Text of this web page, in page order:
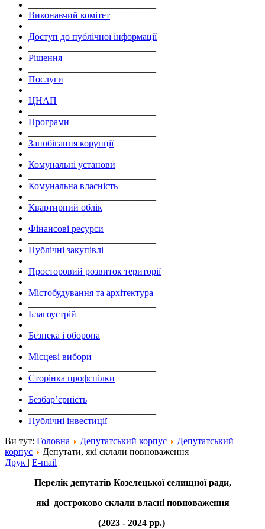
Виконавчий комітет
Доступ до публічної інформації
Рішення
Послуги
ЦНАП
Програми
Запобігання корупції
Комунальні установи
Комунальна власність
Квартирний облік
Фінансові ресурси
Публічні закупівлі
Просторовий розвиток території
Містобудування та архітектура
Благоустрій
Безпека і оборона
Місцеві вибори
Сторінка профспілки
Безбар’єрність
Публічні інвестиції
Ви тут: Головна Депутатський корпус
Депутатський
корпус
Депутати, які склали повноваження
Друк | E-mail
Перелік депутатів Козелецької селищної ради,
які достроково склали власні повноваження
(2023 - 2024рр.)